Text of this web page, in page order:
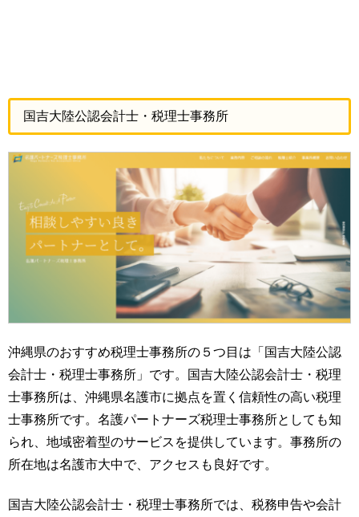
国吉大陸公認会計士・税理士事務所
沖縄県のおすすめ税理士事務所の５つ目は「国吉大陸公認
会計士・税理士事務所」です。国吉大陸公認会計士・税理
士事務所は、沖縄県名護市に拠点を置く信頼性の高い税理
士事務所です。名護パートナーズ税理士事務所としても知
られ、地域密着型のサービスを提供しています。事務所の
所在地は名護市大中で、アクセスも良好です。
国吉大陸公認会計士・税理士事務所では、税務申告や会計